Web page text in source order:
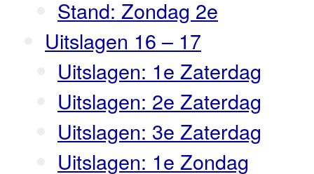
Stand: Zondag 2e
Uitslagen 16 – 17
Uitslagen: 1e Zaterdag
Uitslagen: 2e Zaterdag
Uitslagen: 3e Zaterdag
Uitslagen: 1e Zondag